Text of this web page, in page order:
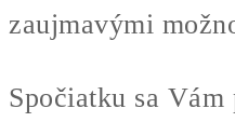
zaujmavými
Spočiatku sa